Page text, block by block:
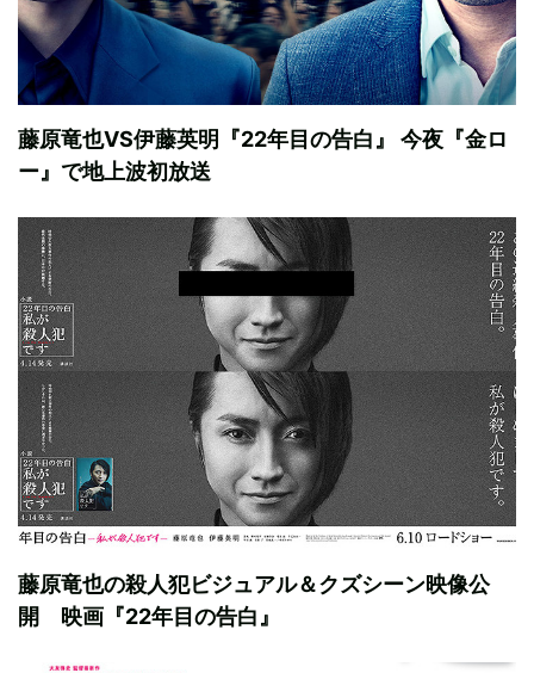
藤原竜也VS伊藤英明『22年目の告白』 今夜『金ロ
ー』で地上波初放送
藤原竜也の殺人犯ビジュアル＆クズシーン映像公
開 映画『22年目の告白』